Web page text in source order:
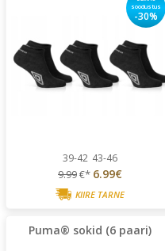
soodustus
-30%
39-42 43-46
9.99€* 6.99€
KIIRE TARNE
Puma® sokid (6 paari)